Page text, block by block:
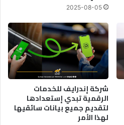
2025-08-05
شركة إندرايف للخدمات
الرقمية تبدي إستعدادها
لتقديم جميع بيانات سائقيها
لهذا الأمر